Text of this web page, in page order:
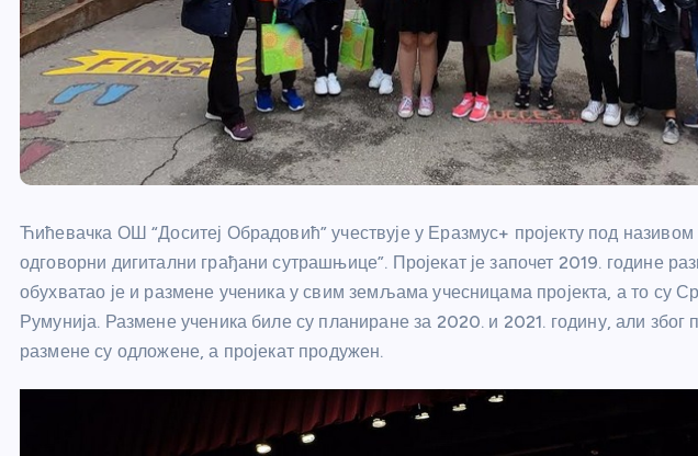
Ћићевачка ОШ “Доситеј Обрадовић” учествује у Еразмус+ пројекту под
одговорни дигитални грађани сутрашњице”. Пројекат је започет 2019. године
обухватао је и размене ученика у свим земљама учесницама пројекта, а то су
Румунија. Размене ученика биле су планиране за 2020. и 2021. годину, али због
размене су одложене, а пројекат продужен.